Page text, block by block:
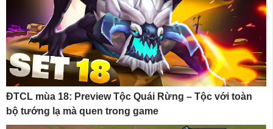
ĐTCL mùa 18: Preview Tộc Quái Rừng – Tộc với toàn
bộ tướng lạ mà quen trong game